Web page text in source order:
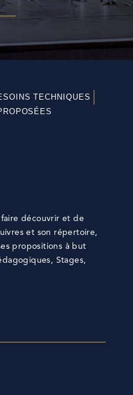
TECHNIQUES
faire découvrir et de
et son répertoire,
propositions à but
Stages,